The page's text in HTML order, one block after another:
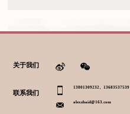
关于我们
联系我们
13801309232、13683537539
alexzhaid@163.com